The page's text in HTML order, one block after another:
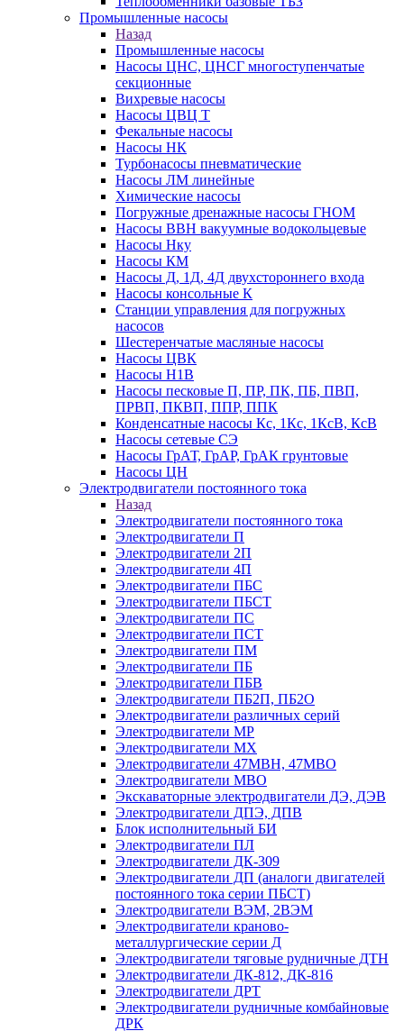
Промышленные насосы
Назад
Промышленные насосы
Насосы ЦНС, ЦНСГ многоступенчатые
секционные
Вихревые насосы
Насосы ЦВЦ Т
Фекальные насосы
Насосы НК
Турбонасосы пневматические
Насосы ЛМ линейные
Химические насосы
Погружные дренажные насосы ГНОМ
Насосы ВВН вакуумные водокольцевые
Насосы Нку
Насосы КМ
Насосы Д, 1Д, 4Д двухстороннего входа
Насосы консольные К
Станции управления для погружных
насосов
Шестеренчатые масляные насосы
Насосы ЦВК
Насосы Н1В
Насосы песковые П, ПР, ПК, ПБ, ПВП,
ПРВП, ПКВП, ППР, ППК
Конденсатные насосы Кс, 1Кс, 1КсВ, КсВ
Насосы сетевые СЭ
Насосы ГрАТ, ГрАР, ГрАК грунтовые
Насосы ЦН
Электродвигатели постоянного тока
Назад
Электродвигатели постоянного тока
Электродвигатели П
Электродвигатели 2П
Электродвигатели 4П
Электродвигатели ПБС
Электродвигатели ПБСТ
Электродвигатели ПС
Электродвигатели ПСТ
Электродвигатели ПМ
Электродвигатели ПБ
Электродвигатели ПБВ
Электродвигатели ПБ2П, ПБ2О
Электродвигатели различных серий
Электродвигатели МР
Электродвигатели MX
Электродвигатели 47MBH, 47МВО
Электродвигатели MBO
Экскаваторные электродвигатели ДЭ, ДЭВ
Электродвигатели ДПЭ, ДПВ
Блок исполнительный БИ
Электродвигатели ПЛ
Электродвигатели ДК-309
Электродвигатели ДП (аналоги двигателей
постоянного тока серии ПБСТ)
Электродвигатели ВЭМ, 2ВЭМ
Электродвигатели краново-
металлургические серии Д
Электродвигатели тяговые рудничные ДТН
Электродвигатели ДК-812, ДК-816
Электродвигатели ДРТ
Электродвигатели рудничные комбайновые
ДРК